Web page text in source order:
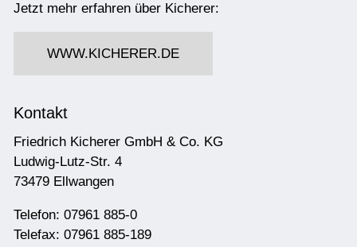
Jetzt mehr erfahren über Kicherer:
WWW.KICHERER.DE
Kontakt
Friedrich Kicherer GmbH & Co. KG
Ludwig-Lutz-Str. 4
73479 Ellwangen
Telefon: 07961 885-0
Telefax: 07961 885-189